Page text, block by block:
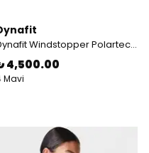
Dynafit Windstopper Polartec Mürdüm/Turkuaz Ceket
4,500.00
Mavi